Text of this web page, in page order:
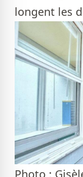
longent les
Photo :